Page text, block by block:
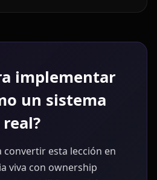
implementar
un sistema
real?
convertir esta lección en
viva con ownership